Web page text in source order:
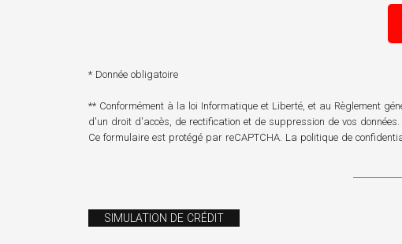
* Donnée obligatoire
** Conformément à la loi Informatique et Liberté, et au Règlement
d'un droit d'accès, de rectification et de suppression de vos données.
Ce formulaire est protégé par reCAPTCHA. La politique de
SIMULATION DE CRÉDIT